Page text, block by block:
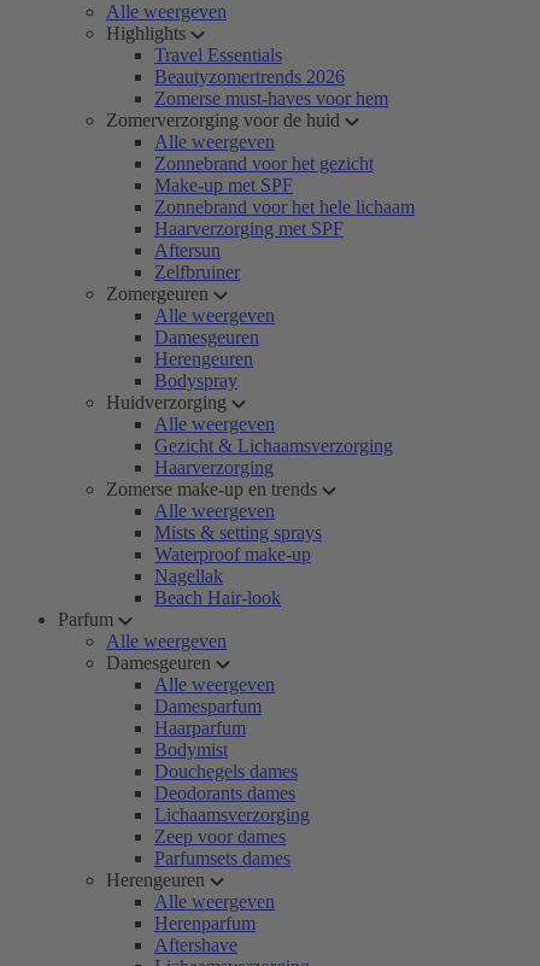
Alle weergeven
Highlights
Travel Essentials
Beautyzomertrends 2026
Zomerse must-haves voor hem
Zomerverzorging voor de huid
Alle weergeven
Zonnebrand voor het gezicht
Make-up met SPF
Zonnebrand voor het hele lichaam
Haarverzorging met SPF
Aftersun
Zelfbruiner
Zomergeuren
Alle weergeven
Damesgeuren
Herengeuren
Bodyspray
Huidverzorging
Alle weergeven
Gezicht & Lichaamsverzorging
Haarverzorging
Zomerse make-up en trends
Alle weergeven
Mists & setting sprays
Waterproof make-up
Nagellak
Beach Hair-look
Parfum
Alle weergeven
Damesgeuren
Alle weergeven
Damesparfum
Haarparfum
Bodymist
Douchegels dames
Deodorants dames
Lichaamsverzorging
Zeep voor dames
Parfumsets dames
Herengeuren
Alle weergeven
Herenparfum
Aftershave